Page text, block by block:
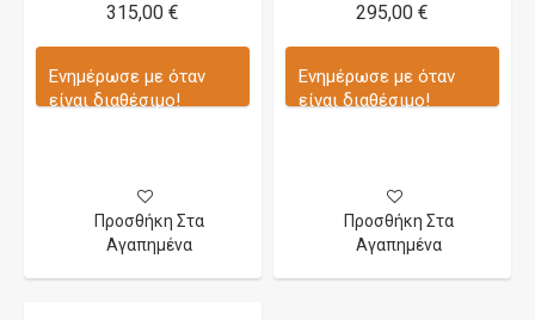
315,00 €
Ενημέρωσε με όταν
είναι διαθέσιμο!
Προσθήκη Στα
Αγαπημένα
295,00 €
Ενημέρωσε με όταν
είναι διαθέσιμο!
Προσθήκη Στα
Αγαπημένα